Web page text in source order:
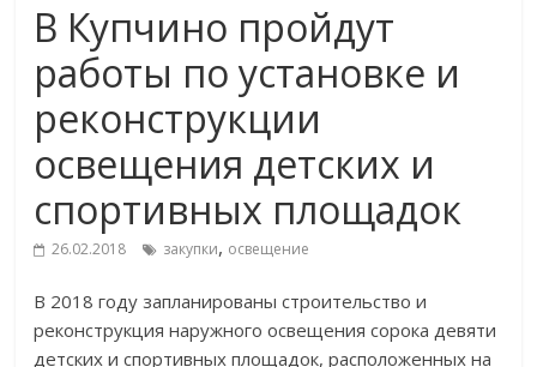
В Купчино пройдут
работы по установке и
реконструкции
освещения детских и
спортивных площадок
26.02.2018 закупки, освещение
В 2018 году запланированы строительство и
реконструкция наружного освещения сорока девяти
детских и спортивных площадок, расположенных на